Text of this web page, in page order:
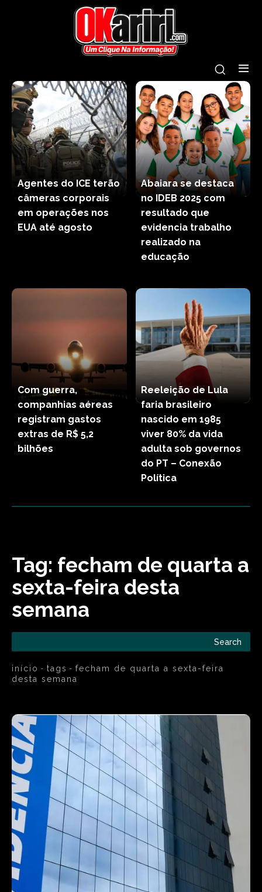
Agentes do ICE terão
câmeras corporais
em operações nos
EUA até agosto
Abaiara se destaca
no IDEB 2025 com
resultado que
evidencia trabalho
realizado na
educação
Com guerra,
companhias aéreas
registram gastos
extras de R$ 5,2
bilhões
Reeleição de Lula
faria brasileiro
nascido em 1985
viver 80% da vida
adulta sob governos
do PT – Conexão
Política
Tag: fecham de quarta a
sexta-feira desta
semana
Search
início tags
fecham de quarta a sexta-feira
desta semana